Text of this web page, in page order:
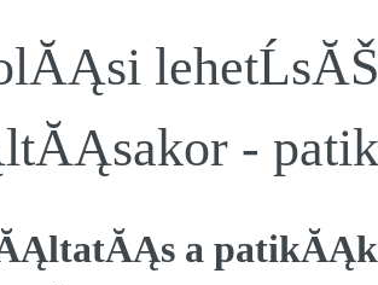
-
a